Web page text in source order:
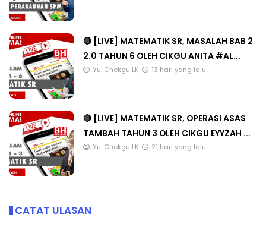
🔴 [LIVE] MATEMATIK SR, MASALAH BAB 2
2.0 TAHUN 6 OLEH CIKGU ANITA #AL...
Yu. Chekgu LK 13 hari yang lalu
🔴 [LIVE] MATEMATIK SR, OPERASI ASAS
TAMBAH TAHUN 3 OLEH CIKGU EYYZAH ...
Yu. Chekgu LK 21 hari yang lalu
CATAT ULASAN